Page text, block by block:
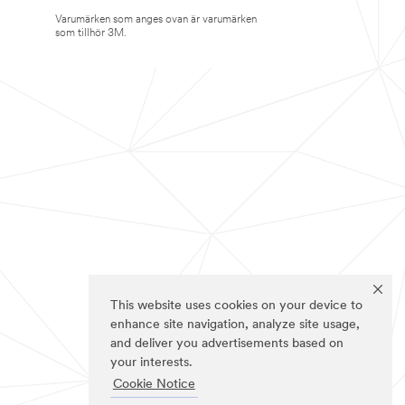
This website uses cookies on your device to
enhance site navigation, analyze site usage,
and deliver you advertisements based on
your interests.
Cookie Notice
Varumärken som anges ovan är varumärken
som tillhör 3M.